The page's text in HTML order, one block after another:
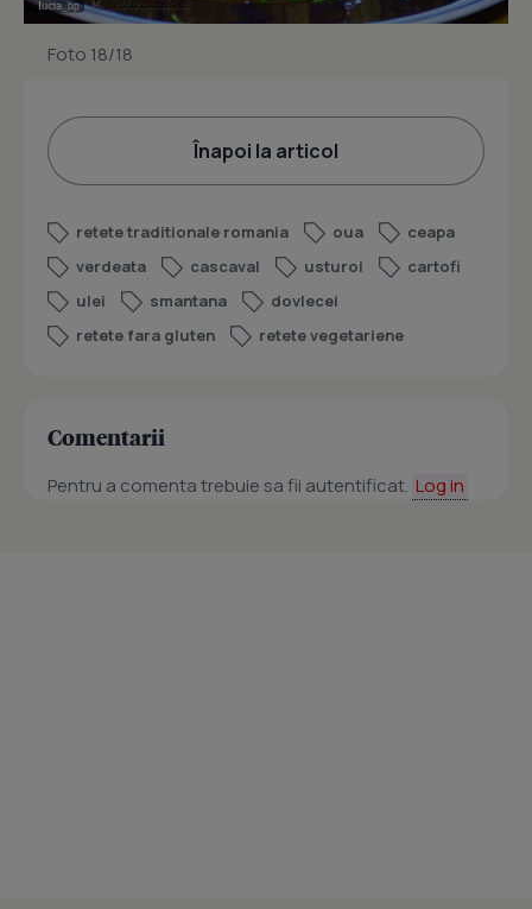
Foto 18/18
Înapoi la articol
retete traditionale romania oua
ceapa
verdeata
cascaval usturoi
cartofi
ulei
smantana
dovlecei
retete fara gluten
retete vegetariene
Comentarii
Pentru a comenta trebuie sa fii autentificat. Log in